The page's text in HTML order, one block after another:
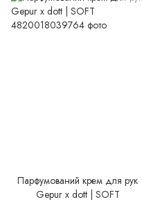
Парфумований крем для рук
Gepur x dott | SOFT